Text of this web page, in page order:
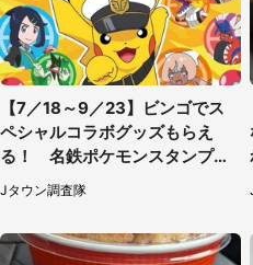
【7／18～9／23】ビンゴでス
ペシャルコラボグッズもらえ
る！ 名鉄ポケモンスタンプラ
リー2026
Jタウン調査隊